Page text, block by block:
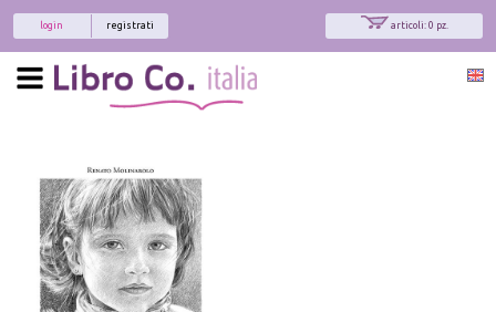
articoli: 0 pz.
registrati
login